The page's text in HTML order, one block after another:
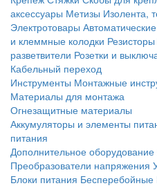
аксессуары Метизы Изолента,
Электротовары
и клеммные колодки Резисторы
разветвители Розетки и
Кабельный переход
Инструменты Монтажные
Материалы для монтажа
Огнезащитные материалы
Аккумуляторы и элементы
питания
Дополнительное оборудование
Преобразователи напряжения
Блоки питания Бесперебойные